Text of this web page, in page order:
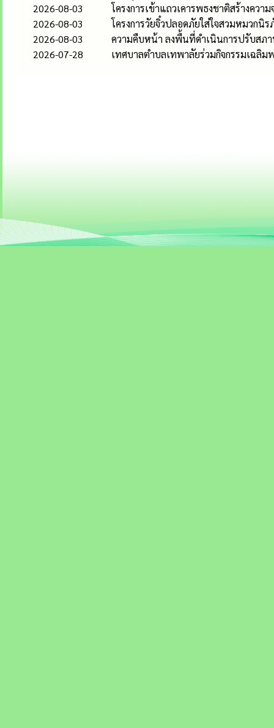
2026-08-03
โครงการเข้าแถวเคารพธงชาติสร้างค
2026-08-03
โครงการวัยจิ๋วปลอดภัยใส่ใจสวมหมวกนิร
2026-08-03
ความคืบหน้า ลงพื้นที่ดำเนินการปรับสภ
2026-07-28
เทศบาลตำบลเทพาลัยร่วมกิจกรรมเฉลิ